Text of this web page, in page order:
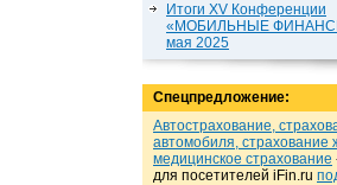
Итоги XV Конференции
«МОБИЛЬНЫЕ
мая 2025
Спецпредложение:
Автострахование,
автомобиля, страхование
медицинское страхование
для посетителей iFin.ru